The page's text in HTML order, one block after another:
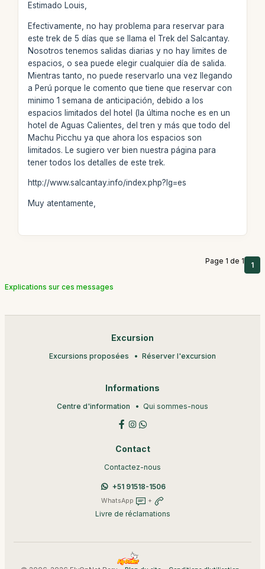
Estimado Louis,
Efectivamente, no hay problema para reservar para
este trek de 5 días que se llama el Trek del Salcantay.
Nosotros tenemos salidas diarias y no hay limites de
espacios, o sea puede elegir cualquier día de salida.
Mientras tanto, no puede reservarlo una vez llegando
a Perú porque le comento que tiene que reservar con
minimo 1 semana de anticipación, debido a los
espacios limitados del hotel (la última noche es en un
hotel de Aguas Calientes, del tren y más que todo del
Machu Picchu ya que ahora los espacios son
limitados. Le sugiero ver bien nuestra página para
tener todos los detalles de este trek.
http://www.salcantay.info/index.php?lg=es
Muy atentamente,
Page 1 de 1 1
Explications sur ces messages
Excursion
Excursions proposées Réserver l'excursion
Informations
Centre d'information Qui sommes-nous
Contact
Contactez-nous
+51 91518-1506
WhatsApp +
Livre de réclamations